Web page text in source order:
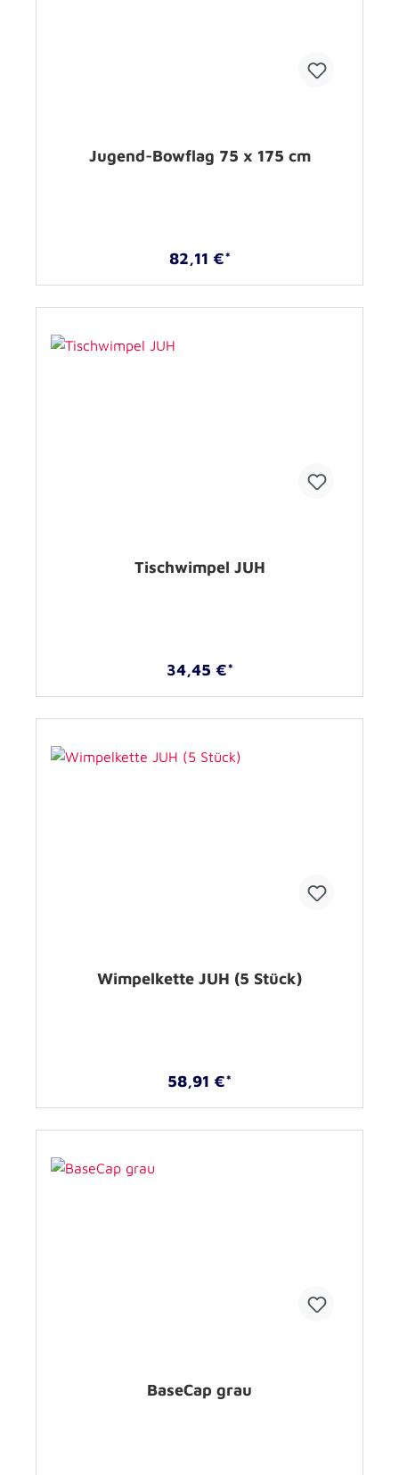
Jugend-Bowflag 75 x 175 cm
82,11 €*
Tischwimpel JUH
34,45 €*
Wimpelkette JUH (5 Stück)
58,91 €*
BaseCap grau